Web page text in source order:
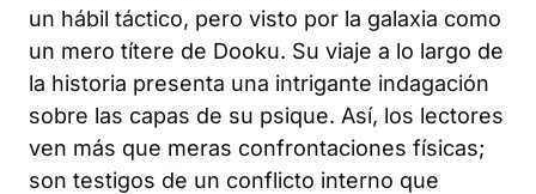
un hábil táctico, pero visto por la galaxia como
un mero títere de Dooku. Su viaje a lo largo de
la historia presenta una intrigante indagación
sobre las capas de su psique. Así, los lectores
ven más que meras confrontaciones físicas;
son testigos de un conflicto interno que